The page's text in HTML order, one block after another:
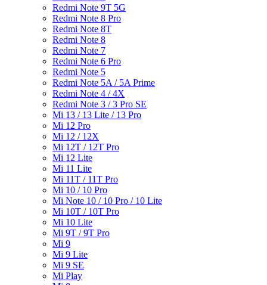
Redmi Note 9T 5G
Redmi Note 8 Pro
Redmi Note 8T
Redmi Note 8
Redmi Note 7
Redmi Note 6 Pro
Redmi Note 5
Redmi Note 5A / 5A Prime
Redmi Note 4 / 4X
Redmi Note 3 / 3 Pro SE
Mi 13 / 13 Lite / 13 Pro
Mi 12 Pro
Mi 12 / 12X
Mi 12T / 12T Pro
Mi 12 Lite
Mi 11 Lite
Mi 11T / 11T Pro
Mi 10 / 10 Pro
Mi Note 10 / 10 Pro / 10 Lite
Mi 10T / 10T Pro
Mi 10 Lite
Mi 9T / 9T Pro
Mi 9
Mi 9 Lite
Mi 9 SE
Mi Play